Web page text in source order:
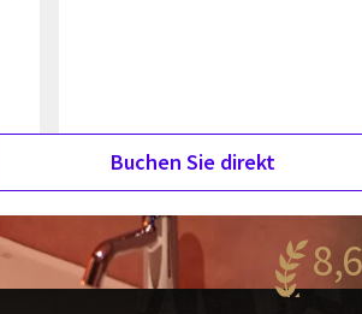
Buchen Sie direkt
8,6
Bewertungen